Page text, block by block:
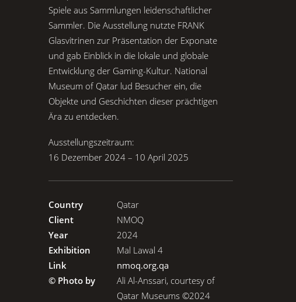
Spiele aus Sammlungen leidenschaftlicher
Sammler. Die Ausstellung nutzte FRANK
Glasvitrinen zur Präsentation der Exponate
und gab Einblick in die lokale und globale
Entwicklung der Gaming-Kultur. National
Museum of Qatar lud Besucher ein, die
Objekte und Geschichten dieser prächtigen
Ära zu entdecken.
Ausstellungszeitraum:
16 Dezember 2024 – 10 April 2025
Country
Qatar
Client
NMOQ
Year
2024
Exhibition
Mal Lawal 4
Link
nmoq.org.qa
© Photo by
Ali Al-Anssari, courtesy of
Qatar Museums ©2024